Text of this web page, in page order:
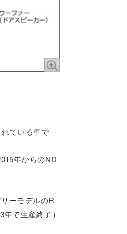
ている車で
年からのND
ーモデルのR
で生産終了）